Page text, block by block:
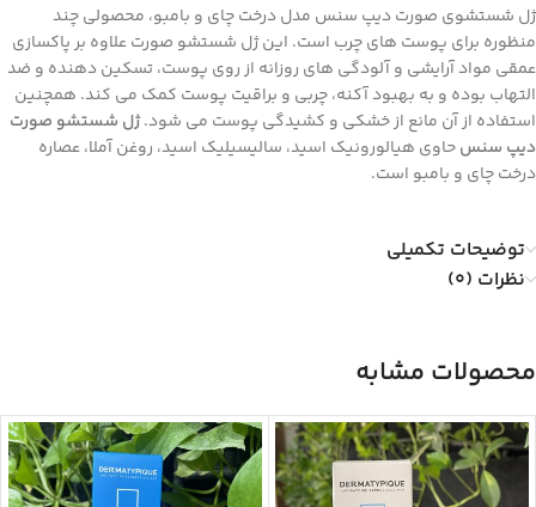
ژل شستشوی صورت دیپ سنس مدل درخت چای و بامبو، محصولی چند
منظوره برای پوست های چرب است. این ژل شستشو صورت علاوه بر پاکسازی
عمقی مواد آرایشی و آلودگی های روزانه از روی پوست، تسکین دهنده و ضد
التهاب بوده و به بهبود آکنه، چربی و براقیت پوست کمک می کند. همچنین
استفاده از آن مانع از خشکی و کشیدگی پوست می شود.ژل شستشو صورت
دیپ سنسحاوی هیالورونیک اسید، سالیسیلیک اسید، روغن آملا، عصاره
درخت چای و بامبو است.
توضیحات تکمیلی
نظرات (0)
محصولات مشابه